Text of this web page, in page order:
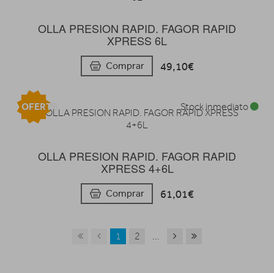
OLLA PRESION RAPID. FAGOR RAPID
XPRESS 6L
Comprar 49,10€
OLLA PRESION RAPID. FAGOR RAPID
XPRESS 4+6L
Comprar 61,01€
Stock inmediato
OFERTA
1 2 ...